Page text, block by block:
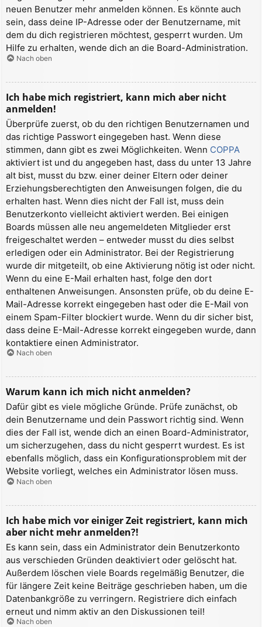
neuen Benutzer mehr anmelden können. Es könnte auch
sein, dass deine IP-Adresse oder der Benutzername, mit
dem du dich registrieren möchtest, gesperrt wurden. Um
Hilfe zu erhalten, wende dich an die Board-Administration.
Nach oben
Ich habe mich registriert, kann mich aber nicht
anmelden!
Überprüfe zuerst, ob du den richtigen Benutzernamen und
das richtige Passwort eingegeben hast. Wenn diese
stimmen, dann gibt es zwei Möglichkeiten. Wenn COPPA
aktiviert ist und du angegeben hast, dass du unter 13 Jahre
alt bist, musst du bzw. einer deiner Eltern oder deiner
Erziehungsberechtigten den Anweisungen folgen, die du
erhalten hast. Wenn dies nicht der Fall ist, muss dein
Benutzerkonto vielleicht aktiviert werden. Bei einigen
Boards müssen alle neu angemeldeten Mitglieder erst
freigeschaltet werden – entweder musst du dies selbst
erledigen oder ein Administrator. Bei der Registrierung
wurde dir mitgeteilt, ob eine Aktivierung nötig ist oder nicht.
Wenn du eine E-Mail erhalten hast, folge den dort
enthaltenen Anweisungen. Ansonsten prüfe, ob du deine E-
Mail-Adresse korrekt eingegeben hast oder die E-Mail von
einem Spam-Filter blockiert wurde. Wenn du dir sicher bist,
dass deine E-Mail-Adresse korrekt eingegeben wurde, dann
kontaktiere einen Administrator.
Nach oben
Warum kann ich mich nicht anmelden?
Dafür gibt es viele mögliche Gründe. Prüfe zunächst, ob
dein Benutzername und dein Passwort richtig sind. Wenn
dies der Fall ist, wende dich an einen Board-Administrator,
um sicherzugehen, dass du nicht gesperrt wurdest. Es ist
ebenfalls möglich, dass ein Konfigurationsproblem mit der
Website vorliegt, welches ein Administrator lösen muss.
Nach oben
Ich habe mich vor einiger Zeit registriert, kann mich
aber nicht mehr anmelden?!
Es kann sein, dass ein Administrator dein Benutzerkonto
aus verschieden Gründen deaktiviert oder gelöscht hat.
Außerdem löschen viele Boards regelmäßig Benutzer, die
für längere Zeit keine Beiträge geschrieben haben, um die
Datenbankgröße zu verringern. Registriere dich einfach
erneut und nimm aktiv an den Diskussionen teil!
Nach oben